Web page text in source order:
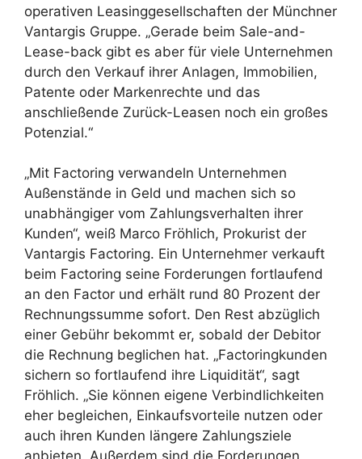
operativen Leasinggesellschaften der Münchner
Vantargis Gruppe. „Gerade beim Sale-and-
Lease-back gibt es aber für viele Unternehmen
durch den Verkauf ihrer Anlagen, Immobilien,
Patente oder Markenrechte und das
anschließende Zurück-Leasen noch ein großes
Potenzial.“
„Mit Factoring verwandeln Unternehmen
Außenstände in Geld und machen sich so
unabhängiger vom Zahlungsverhalten ihrer
Kunden“, weiß Marco Fröhlich, Prokurist der
Vantargis Factoring. Ein Unternehmer verkauft
beim Factoring seine Forderungen fortlaufend
an den Factor und erhält rund 80 Prozent der
Rechnungssumme sofort. Den Rest abzüglich
einer Gebühr bekommt er, sobald der Debitor
die Rechnung beglichen hat. „Factoringkunden
sichern so fortlaufend ihre Liquidität“, sagt
Fröhlich. „Sie können eigene Verbindlichkeiten
eher begleichen, Einkaufsvorteile nutzen oder
auch ihren Kunden längere Zahlungsziele
anbieten. Außerdem sind die Forderungen